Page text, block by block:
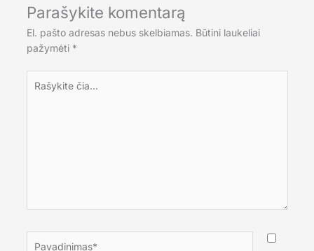
Parašykite komentarą
El. pašto adresas nebus skelbiamas. Būtini laukeliai
pažymėti *
čia...